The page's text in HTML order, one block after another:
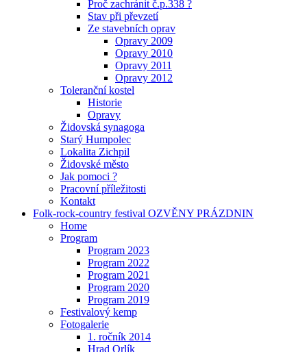
Proč zachránit č.p.338 ?
Stav při převzetí
Ze stavebních oprav
Opravy 2009
Opravy 2010
Opravy 2011
Opravy 2012
Toleranční kostel
Historie
Opravy
Židovská synagoga
Starý Humpolec
Lokalita Zichpil
Židovské město
Jak pomoci ?
Pracovní příležitosti
Kontakt
Folk-rock-country festival OZVĚNY PRÁZDNIN
Home
Program
Program 2023
Program 2022
Program 2021
Program 2020
Program 2019
Festivalový kemp
Fotogalerie
1. ročník 2014
Hrad Orlík